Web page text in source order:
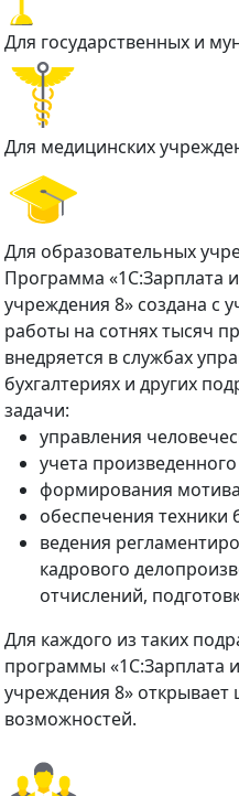
Для государственных и
Для медицинских
Для образовательных
Программа «1С:Зарплата
учреждения 8» создана с
работы на сотнях тысяч
внедряется в службах
бухгалтериях и других
задачи:
управления
учета произведенного
формирования
обеспечения техники
ведения
кадрового
отчислений,
Для каждого из таких
программы «1С:Зарплата
учреждения 8» открывает
возможностей.